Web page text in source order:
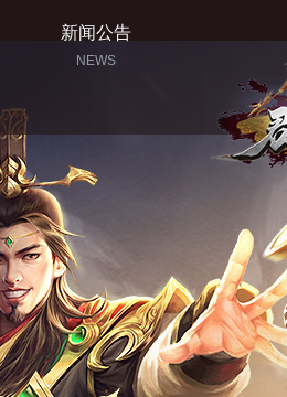
新闻公告
NEWS